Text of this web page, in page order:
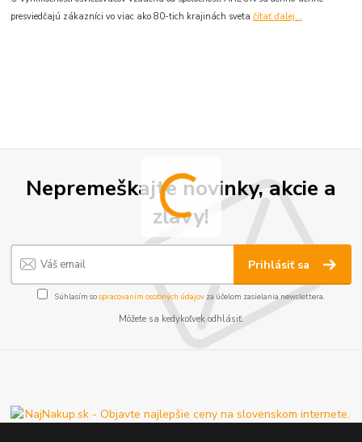
presviedčajú zákazníci vo viac ako 80-tich krajinách svetačítať ďalej...
Nepremeškajte novinky, akcie a
zľavy!
Prihlásiť sa
Súhlasím sospracovaním osobných údajov za účelom zasielania newslettera.
Môžete sa kedykoľvek odhlásiť.